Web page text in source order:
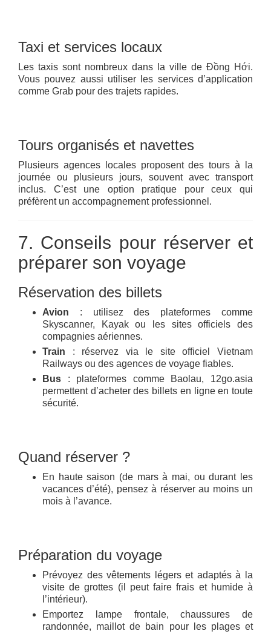
Taxi et services locaux
Les taxis sont nombreux dans la ville de Đồng Hới.
Vous pouvez aussi utiliser les services d’application
comme Grab pour des trajets rapides.
Tours organisés et navettes
Plusieurs agences locales proposent des tours à la
journée ou plusieurs jours, souvent avec transport
inclus. C’est une option pratique pour ceux qui
préfèrent un accompagnement professionnel.
7. Conseils pour réserver et
préparer son voyage
Réservation des billets
Avion : utilisez des plateformes comme
Skyscanner, Kayak ou les sites officiels des
compagnies aériennes.
Train : réservez via le site officiel Vietnam
Railways ou des agences de voyage fiables.
Bus : plateformes comme Baolau, 12go.asia
permettent d’acheter des billets en ligne en toute
sécurité.
Quand réserver ?
En haute saison (de mars à mai, ou durant les
vacances d’été), pensez à réserver au moins un
mois à l’avance.
Préparation du voyage
Prévoyez des vêtements légers et adaptés à la
visite de grottes (il peut faire frais et humide à
l’intérieur).
Emportez lampe frontale, chaussures de
randonnée, maillot de bain pour les plages et